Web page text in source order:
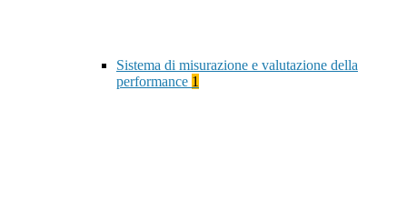
Sistema di misurazione e valutazione della
performance 1